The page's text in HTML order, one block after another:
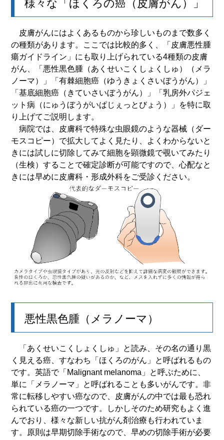
様々な「ほくろの癌（皮膚がん）」
皮膚がんにはよくあるものから珍しいものまで数多く
の種類があります。ここでは比較的多く、「皮膚悪性腫
瘍ガイドライン」にも取り上げられている4種類の皮膚
がん、「悪性黒色腫（あくせいこくしょくしゅ）（メラ
ノーマ）」「有棘細胞癌（ゆうきょくさいぼうがん）」
「基底細胞癌（きていさいぼうがん）」「乳房外パジェ
ット病（にゅうぼうがいぱじぇっとびょう）」を特に取
り上げてご説明します。
病院では、皮膚科で特殊な虫眼鏡のような器械（ダー
モスコピー）で拡大してよく見たり、よくわからないと
きには試しに切除してみて細胞を顕微鏡で覗いてみたり
（生検）することで確定診断が可能ですので、心配なと
きには早めに皮膚科・形成外科をご受診ください。
悪性黒色腫（メラノーマ）
「あくせいこくしょくしゅ」と読み、その名の通り黒
く見える癌、すなわち「ほくろのがん」と呼ばれるもの
です。英語で「Malignant melanoma」と呼ぶために、
単に「メラノーマ」と呼ばれることも多いがんです。非
常に転移しやすい癌なので、皮膚がんの中では最も恐れ
られている癌の一つです。しかしそのため研究もよく進
んでおり、様々な新しい抗がん剤治療も行われていま
す。原則は早期切除手術なので、早めの切除手術が必要